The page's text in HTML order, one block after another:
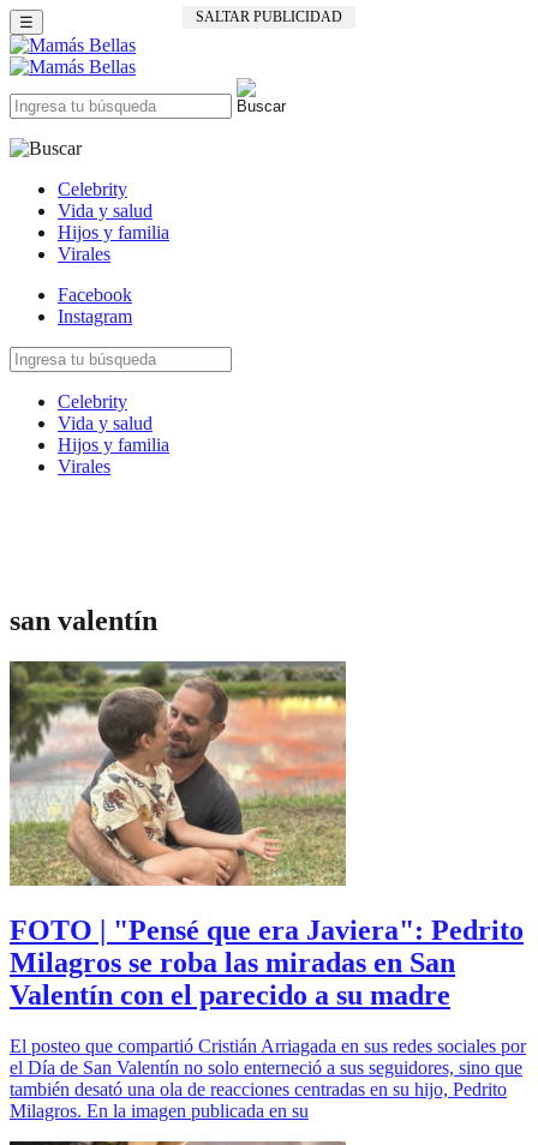
SALTAR PUBLICIDAD
☰
Celebrity
Vida y salud
Hijos y familia
Virales
Facebook
Instagram
Celebrity
Vida y salud
Hijos y familia
Virales
san valentín
FOTO | "Pensé que era Javiera": Pedrito
Milagros se roba las miradas en San
Valentín con el parecido a su madre
El posteo que compartió Cristián Arriagada en sus redes sociales por
el Día de San Valentín no solo enterneció a sus seguidores, sino que
también desató una ola de reacciones centradas en su hijo, Pedrito
Milagros. En la imagen publicada en su